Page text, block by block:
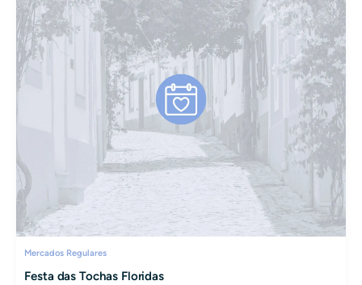
Mercados Regulares
Festa das Tochas Floridas